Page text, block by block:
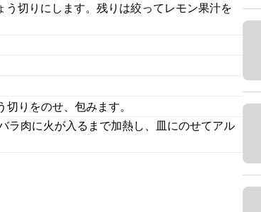
切りにします。残りは絞ってレモン果汁を
りをのせ、包みます。
ラ肉に火が入るまで加熱し、皿にのせてアル